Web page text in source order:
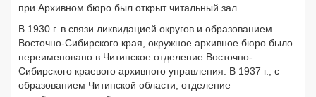
при Архивном бюро был открыт читальный зал.
В 1930 г. в связи ликвидацией округов и образованием
Восточно-Сибирского края, окружное архивное бюро было
переименовано в Читинское отделение Восточно-
Сибирского краевого архивного управления. В 1937 г., с
образованием Читинской области, отделение